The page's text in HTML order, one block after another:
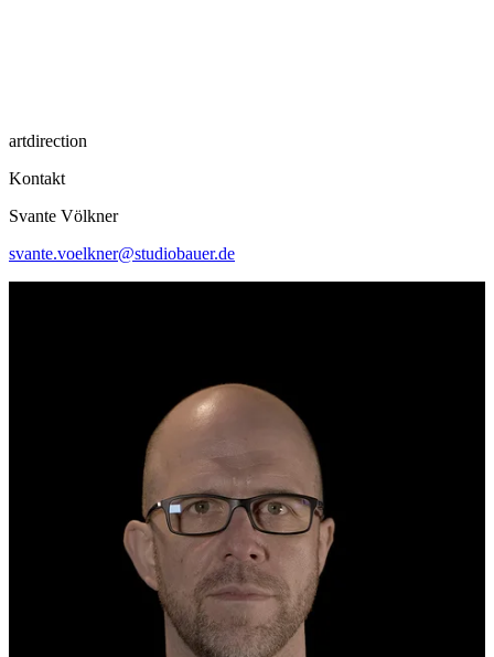
artdirection
Kontakt
Svante Völkner
svante.voelkner@studiobauer.de